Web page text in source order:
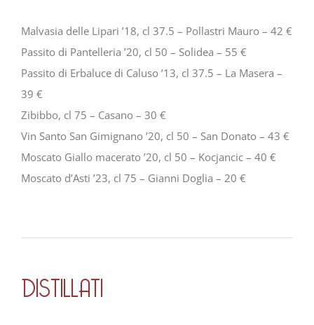
Malvasia delle Lipari ’18, cl 37.5 – Pollastri Mauro – 42 €
Passito di Pantelleria ’20, cl 50 – Solidea – 55 €
Passito di Erbaluce di Caluso ’13, cl 37.5 – La Masera –
39 €
Zibibbo, cl 75 – Casano – 30 €
Vin Santo San Gimignano ’20, cl 50 – San Donato – 43 €
Moscato Giallo macerato ’20, cl 50 – Kocjancic – 40 €
Moscato d’Asti ’23, cl 75 – Gianni Doglia – 20 €
DISTILLATI